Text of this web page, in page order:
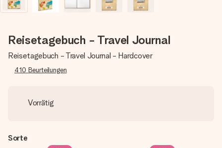
Reisetagebuch - Travel Journal
Reisetagebuch - Travel Journal - Hardcover
410 Beurteilungen
Vorrätig
Sorte